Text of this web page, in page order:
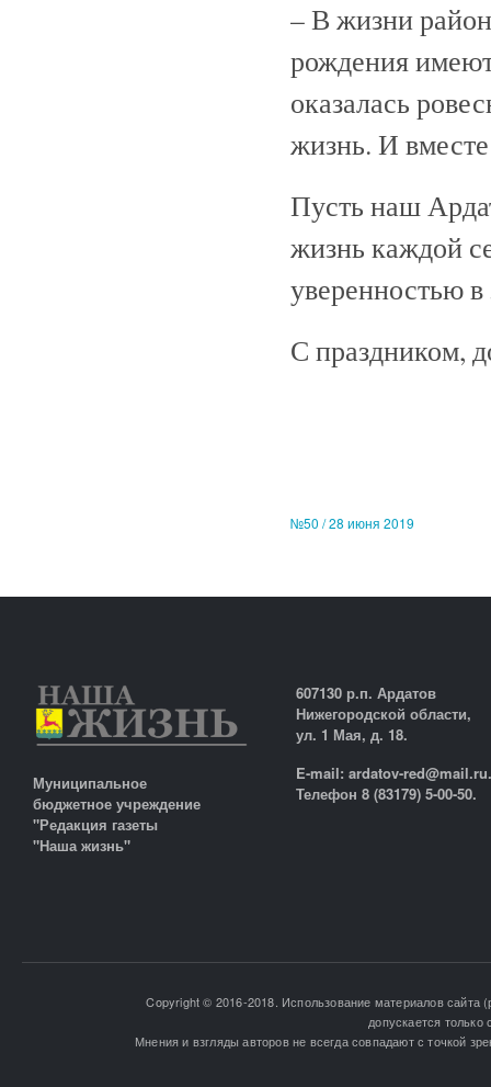
– В жизни
рождения
оказалась
жизнь. И
Пусть наш
жизнь каждой
уверенностью
С праздником,
№50 / 28 июня 2019
Муниципальное
бюджетное учреждение
"Редакция газеты
"Наша жизнь"
607130 р.п. Ардатов
Нижегородской области,
ул. 1 Мая, д. 18.
E-mail: ardatov-
Телефон 8 (83179) 5-00-50.
Copyright © 2016-2018. Использование материалов сайта
допускается
Мнения и взгляды авторов не всегда совпадают с точкой